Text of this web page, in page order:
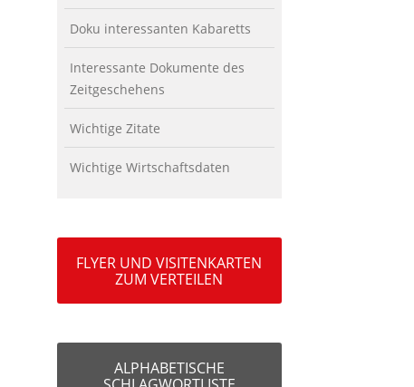
Doku interessanten Kabaretts
Interessante Dokumente des
Zeitgeschehens
Wichtige Zitate
Wichtige Wirtschaftsdaten
FLYER UND VISITENKARTEN
ZUM VERTEILEN
ALPHABETISCHE